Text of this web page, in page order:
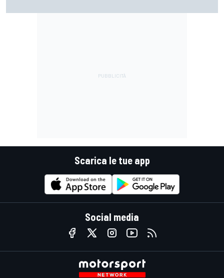
Scarica le tue app
Social media